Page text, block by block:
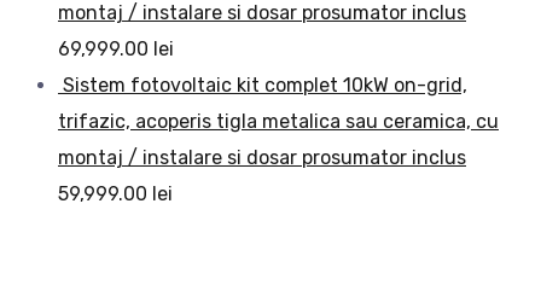
montaj / instalare si dosar prosumator inclus
69,999.00 lei
Sistem fotovoltaic kit complet 10kW on-grid,
trifazic, acoperis tigla metalica sau ceramica, cu
montaj / instalare si dosar prosumator inclus
59,999.00 lei